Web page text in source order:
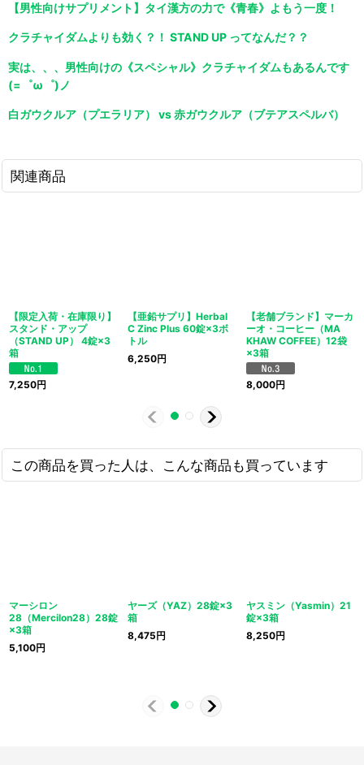
【男性向けサプリメント】タイ漢方の力で《青春》よもう一度！
クラチャイダムよりも効く？！ STAND UP ってなんだ？？
実は、、、男性向けの《スペシャル》クラチャイダムもあるんです
(=゜ω゜)ノ
白ガウクルア（プエラリア） vs 赤ガウクルア（ブテアスペルバ）
関連商品
【限定入荷・在庫限り】
スタンド・アップ
（STAND UP） 4錠×3
箱
7,250円
【亜鉛サプリ】Herbal
C Zinc Plus 60錠×3ボ
トル
6,250円
【老舗ブランド】マーカ
ーオ・コーヒー（MA
KHAW COFFEE）12袋
×3箱
8,000円
この商品を買った人は、こんな商品も買っています
マーシロン
28（Mercilon28）28錠
×3箱
5,100円
ヤーズ（YAZ）28錠×3
箱
8,475円
ヤスミン（Yasmin）21
錠×3箱
8,250円